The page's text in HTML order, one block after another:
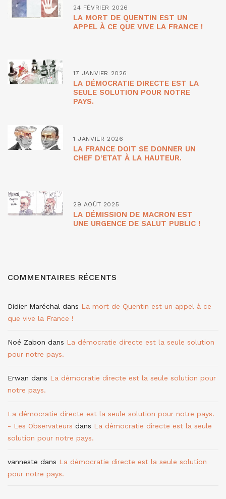
24 FÉVRIER 2026
LA MORT DE QUENTIN EST UN
APPEL À CE QUE VIVE LA FRANCE !
17 JANVIER 2026
LA DÉMOCRATIE DIRECTE EST LA
SEULE SOLUTION POUR NOTRE
PAYS.
1 JANVIER 2026
LA FRANCE DOIT SE DONNER UN
CHEF D’ETAT À LA HAUTEUR.
29 AOÛT 2025
LA DÉMISSION DE MACRON EST
UNE URGENCE DE SALUT PUBLIC !
COMMENTAIRES RÉCENTS
Didier Maréchal dans La mort de Quentin est un appel à ce
que vive la France !
Noé Zabon dans La démocratie directe est la seule solution
pour notre pays.
Erwan dans La démocratie directe est la seule solution pour
notre pays.
La démocratie directe est la seule solution pour notre pays.
- Les Observateurs dans La démocratie directe est la seule
solution pour notre pays.
vanneste dans La démocratie directe est la seule solution
pour notre pays.